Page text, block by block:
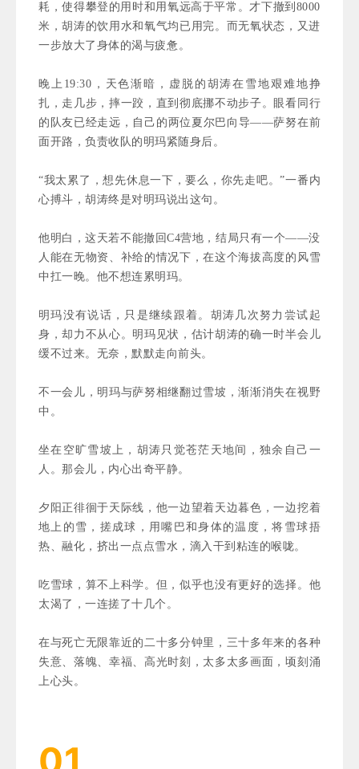
耗，使得攀登的用时和用氧远高于平常。才下撤到8000
米，胡涛的饮用水和氧气均已用完。而无氧状态，又进
一步放大了身体的渴与疲惫。
晚上19:30，天色渐暗，虚脱的胡涛在雪地艰难地挣
扎，走几步，摔一跤，直到彻底挪不动步子。眼看同行
的队友已经走远，自己的两位夏尔巴向导——萨努在前
面开路，负责收队的明玛紧随身后。
“我太累了，想先休息一下，要么，你先走吧。”一番内
心搏斗，胡涛终是对明玛说出这句。
他明白，这天若不能撤回C4营地，结局只有一个——没
人能在无物资、补给的情况下，在这个海拔高度的风雪
中扛一晚。他不想连累明玛。
明玛没有说话，只是继续跟着。胡涛几次努力尝试起
身，却力不从心。明玛见状，估计胡涛的确一时半会儿
缓不过来。无奈，默默走向前头。
不一会儿，明玛与萨努相继翻过雪坡，渐渐消失在视野
中。
坐在空旷雪坡上，胡涛只觉苍茫天地间，独余自己 一
人。那会儿，内心出奇平静。
夕阳正徘徊于天际线， 他一边望着天边暮色，一边挖着
地上的雪，搓成球，用嘴巴和身体的温度，将雪球捂
热、融化，挤出一点点雪水，滴入干到粘连的喉咙。
吃雪球， 算不上科学。 但，似乎也没有更好的选择。他
太渴了，一连搓了十几个。
在与死亡无限靠近的二十多分钟里，三十多年来的各种
失意、落魄、幸福、 高光时刻
，太多太多画面，顷刻涌
上心头。